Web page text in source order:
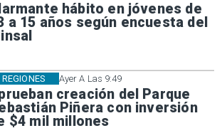
hábito en jóvenes de
a 15 años según encuesta del
Ayer A Las 9:49
creación del Parque
Piñera con inversión
$4 mil millones
REGIONES